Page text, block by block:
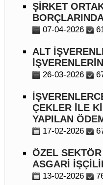
ŞİRKET
07-04-2026
ALT
26-03-2026
ÇEKLER İLE
YAPILAN
17-02-2026
ÖZEL
ASGARİ
13-02-2026